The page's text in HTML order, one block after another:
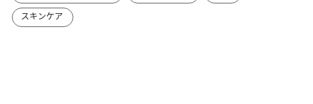
スキンケア